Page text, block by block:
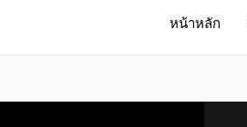
หน้าหลัก